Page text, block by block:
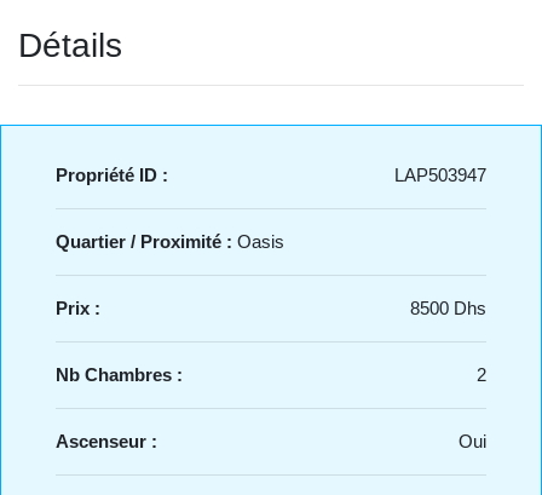
Détails
Propriété ID : LAP503947
Quartier / Proximité : Oasis
Prix : 8500 Dhs
Nb Chambres : 2
Ascenseur : Oui